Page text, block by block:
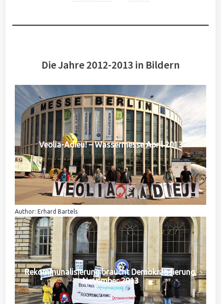
Die Jahre 2012-2013 in Bildern
Veolia-Adieu! – Wassermesse April 2013
Author: Erhard Bartels
Rekommunalisierung braucht Demokratisierung,
November 2013